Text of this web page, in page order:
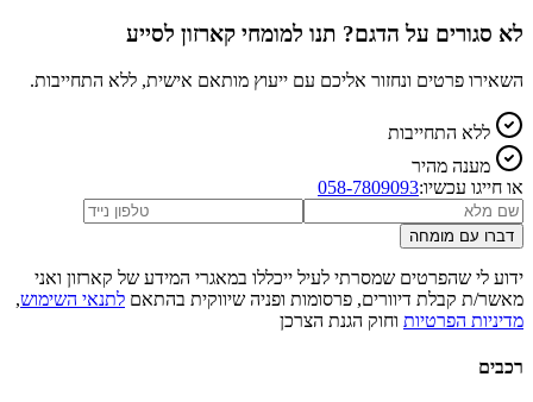
לא סגורים על הדגם? תנו למומחי קארזון לסייע
השאירו פרטים ונחזור אליכם עם ייעוץ מותאם אישית, ללא התחייבות.
ללא התחייבות
מענה מהיר
או חייגו עכשיו:058-7809093
דברו עם מומחה
ידוע לי שהפרטים שמסרתי לעיל ייכללו במאגרי המידע של קארזון ואני
מאשר/ת קבלת דיוורים, פרסומות ופניה שיווקית בהתאם לתנאי השימוש,
מדיניות הפרטיות וחוק הגנת הצרכן
רכבים